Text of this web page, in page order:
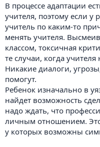
В процессе адаптации
учителя, поэтому если у
учитель по каким-то
менять учителя.
классом, токсичная
те случаи, когда
Никакие диалоги,
помогут.
Ребенок изначально в
найдет возможность
надо ждать, что
личным отношением.
у которых возможны